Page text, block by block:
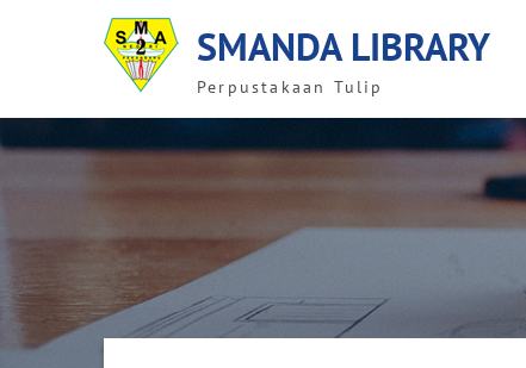
SMANDA LIBRARY
Perpustakaan Tulip